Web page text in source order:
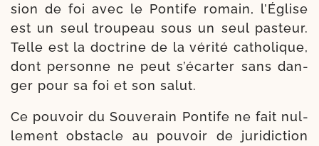
sion de foi avec le Pontife romain, l’Église
est un seul trou­peau sous un seul pas­teur.
Telle est la doc­trine de la véri­té catho­lique,
dont per­sonne ne peut s’é­car­ter sans dan­
ger pour sa foi et son salut.
Ce pou­voir du Souverain Pontife ne fait nul­
le­ment obs­tacle au pou­voir de juri­dic­tion